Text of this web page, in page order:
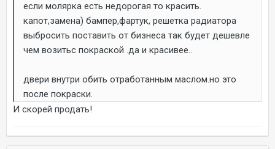
если молярка есть недорогая то красить.
капот,замена) бампер,фартук, решетка радиатора
выбросить поставить от бизнеса так будет дешевле
чем возитьс покраской .да и красивее..
двери внутри обить отработанным маслом.но это
после покраски.
И скорей продать!